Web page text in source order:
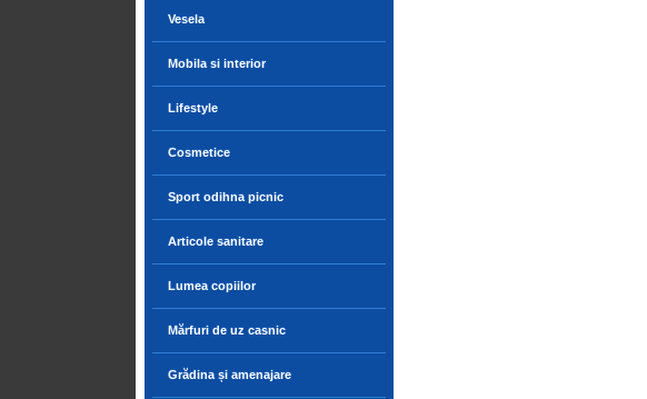
Vesela
Mobila si interior
Lifestyle
Cosmetice
Sport odihna picnic
Articole sanitare
Lumea copiilor
Mărfuri de uz casnic
Grădina și amenajare